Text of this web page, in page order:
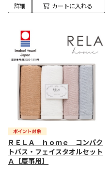
詳細 カートに入れる
ＲＥＬＡ ｈｏｍｅ コンパク
トバス・フェイスタオルセット
Ａ【慶事用】